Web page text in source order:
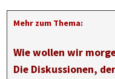
Mehr zum Thema:
Wie wollen wir
Die Diskussionen,